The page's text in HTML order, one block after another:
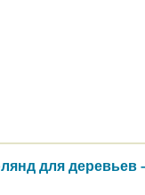
для деревьев